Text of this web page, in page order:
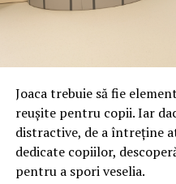
durata de viață a
Directoratul Național de
false până la tentative de
financiare. Instituția
sursei mesajelor și
unic 1911.
Campaniile identificate în
Joaca trebuie să fie
reușite pentru copii. Iar
distractive, de a întreține
dedicate copiilor,
pentru a spori veselia.